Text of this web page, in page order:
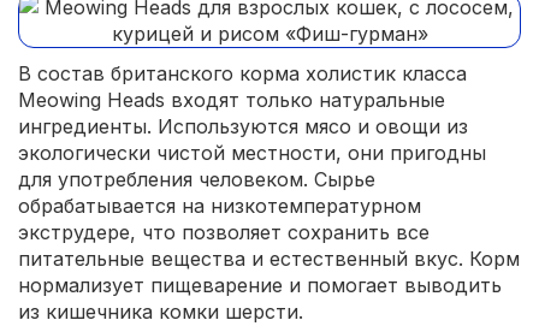
В состав британского корма холистик класса
Meowing Heads входят только натуральные
ингредиенты. Используются мясо и овощи из
экологически чистой местности, они пригодны
для употребления человеком. Сырье
обрабатывается на низкотемпературном
экструдере, что позволяет сохранить все
питательные вещества и естественный вкус. Корм
нормализует пищеварение и помогает выводить
из кишечника комки шерсти.